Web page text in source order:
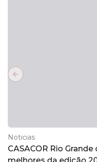
Noticias
CASACOR Rio
Previous slide